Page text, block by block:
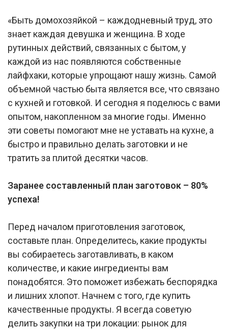
«Быть домохозяйкой – каждодневный труд, это
знает каждая девушка и женщина. В ходе
рутинных действий, связанных с бытом, у
каждой из нас появляются собственные
лайфхаки, которые упрощают нашу жизнь. Самой
объемной частью быта является все, что связано
с кухней и готовкой. И сегодня я поделюсь с вами
опытом, накопленном за многие годы. Именно
эти советы помогают мне не уставать на кухне, а
быстро и правильно делать заготовки и не
тратить за плитой десятки часов.
Заранее составленный план заготовок – 80%
успеха!
Перед началом приготовления заготовок,
составьте план. Определитесь, какие продукты
вы собираетесь заготавливать, в каком
количестве, и какие ингредиенты вам
понадобятся. Это поможет избежать беспорядка
и лишних хлопот. Начнем с того, где купить
качественные продукты. Я всегда советую
делить закупки на три локации: рынок для